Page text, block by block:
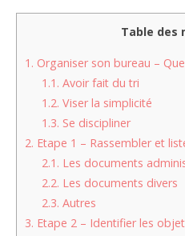
Table des
1. Organiser son bureau –
1.1. Avoir fait du tri
1.2. Viser la simplicité
1.3. Se discipliner
2. Etape 1 – Rassembler et
2.1. Les documents
2.2. Les documents divers
2.3. Autres
3. Etape 2 – Identifier les